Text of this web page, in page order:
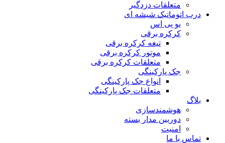
متعلقات دزدگیر
درب اتوماتیک شیشه ای
یو پی اس
کرکره برقی
تیغه کرکره برقی
موتور کرکره برقی
متعلقات کرکره برقی
جک پارکینگی
انواع جک پارکینگی
متعلقات جک پارکینگی
بلاگ
هوشمندسازی
دوربین مدار بسته
امنیت
تماس با ما